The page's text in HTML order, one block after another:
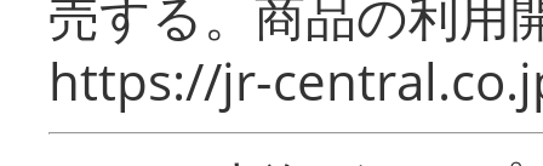
売する。商品の利用
https://jr-